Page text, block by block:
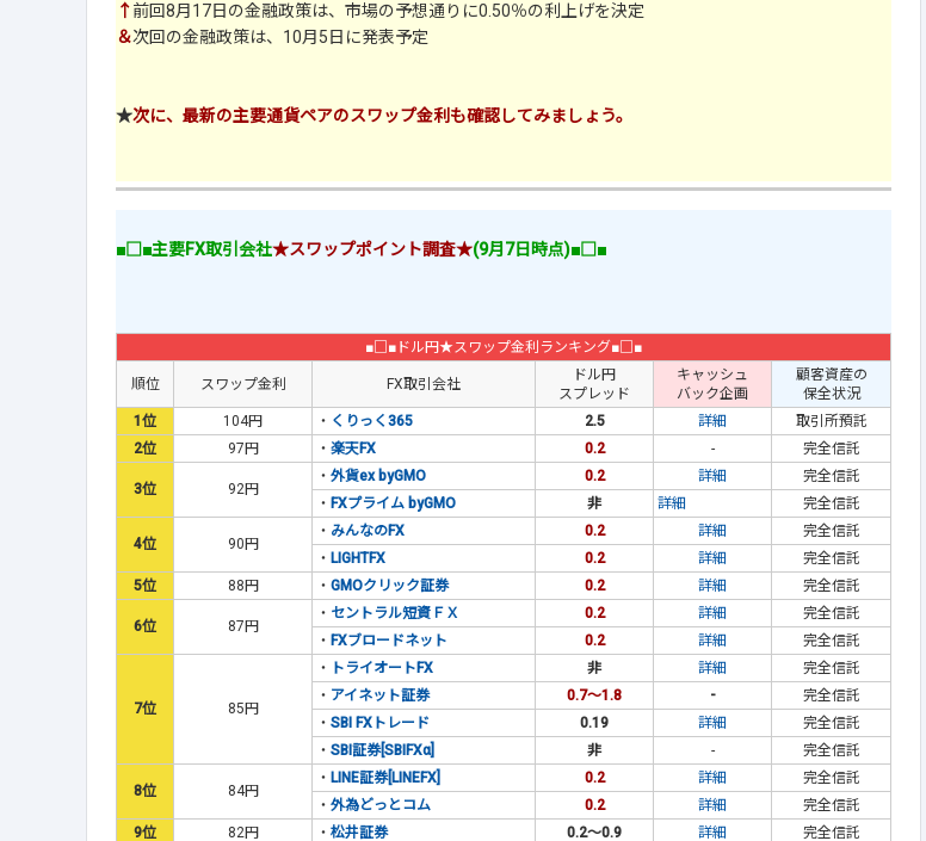
↑前回8月17日の金融政策は、市場の予想通りに0.50％の利上げを決定
＆次回の金融政策は、10月5日に発表予定
★次に、最新の主要通貨ペアのスワップ金利も確認してみましょう。
■□■主要FX取引会社★スワップポイント調査★(9月7日時点)■□■
■□■ドル円★スワップ金利ランキング■□■
順位 スワップ金利 FX取引会社
ドル円
スプレッド
キャッシュ
バック企画
顧客資産の
保全状況
1位
104円 ・ くりっく365 2.5 詳細
取引所預託
2位
97円 ・ 楽天FX 0.2 - 完全信託
3位 92円
・ 外貨ex byGMO 0.2 詳細
完全信託
・ FXプライム byGMO 非 詳細 完全信託
4位 90円
・ みんなのFX 0.2 詳細
完全信託
・ LIGHTFX 0.2 詳細
完全信託
5位
88円 ・ GMOクリック証券 0.2 詳細 完全信託
6位 87円
・ セントラル短資ＦＸ 0.2 詳細
完全信託
・ FXブロードネット 0.2 詳細 完全信託
7位 85円
・ トライオートFX 非 詳細
完全信託
・ アイネット証券 0.7～1.8 -
完全信託
・ SBI FXトレード 0.19 詳細
完全信託
・ SBI証券[SBIFXα] 非 - 完全信託
8位 84円
・ LINE証券[LINEFX] 0.2 詳細
完全信託
・ 外為どっとコム 0.2 詳細
完全信託
9位
82円 ・ 松井証券 0.2～0.9 詳細 完全信託